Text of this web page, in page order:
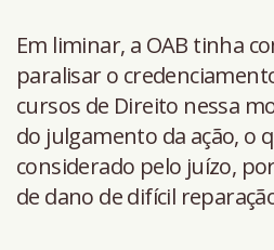
Em liminar, a OAB tinha
paralisar o
cursos de Direito nessa
do julgamento da ação, o
considerado pelo juízo,
de dano de difícil